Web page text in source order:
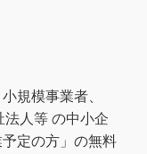
規模事業者、
法人等 の中小企
定の方」の無料